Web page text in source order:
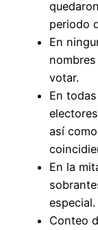
periodo
En
votar.
En
así
En la
especial.
Conteo